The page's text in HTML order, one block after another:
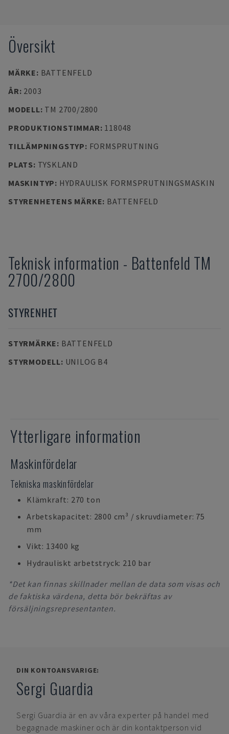
Översikt
MÄRKE: BATTENFELD
ÅR: 2003
MODELL: TM 2700/2800
PRODUKTIONSTIMMAR: 118048
TILLÄMPNINGSTYP: FORMSPRUTNING
PLATS: TYSKLAND
MASKINTYP: HYDRAULISK FORMSPRUTNINGSMASKIN
STYRENHETENS MÄRKE: BATTENFELD
Teknisk information - Battenfeld TM
2700/2800
STYRENHET
STYRMÄRKE: BATTENFELD
STYRMODELL: UNILOG B4
Ytterligare information
Maskinfördelar
Tekniska maskinfördelar
Klämkraft: 270 ton
Arbetskapacitet: 2800 cm³ / skruvdiameter: 75
mm
Vikt: 13400 kg
Hydrauliskt arbetstryck: 210 bar
*Det kan finnas skillnader mellan de data som visas och
de faktiska värdena, detta bör bekräftas av
försäljningsrepresentanten.
DIN KONTOANSVARIGE:
Sergi Guardia
Sergi Guardia är en av våra experter på handel med
begagnade maskiner och är din kontaktperson vid